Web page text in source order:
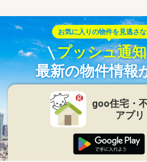
お気に入りの物件を見逃さな
プッシュ通
最新の物件情報
goo住宅・
アプリ